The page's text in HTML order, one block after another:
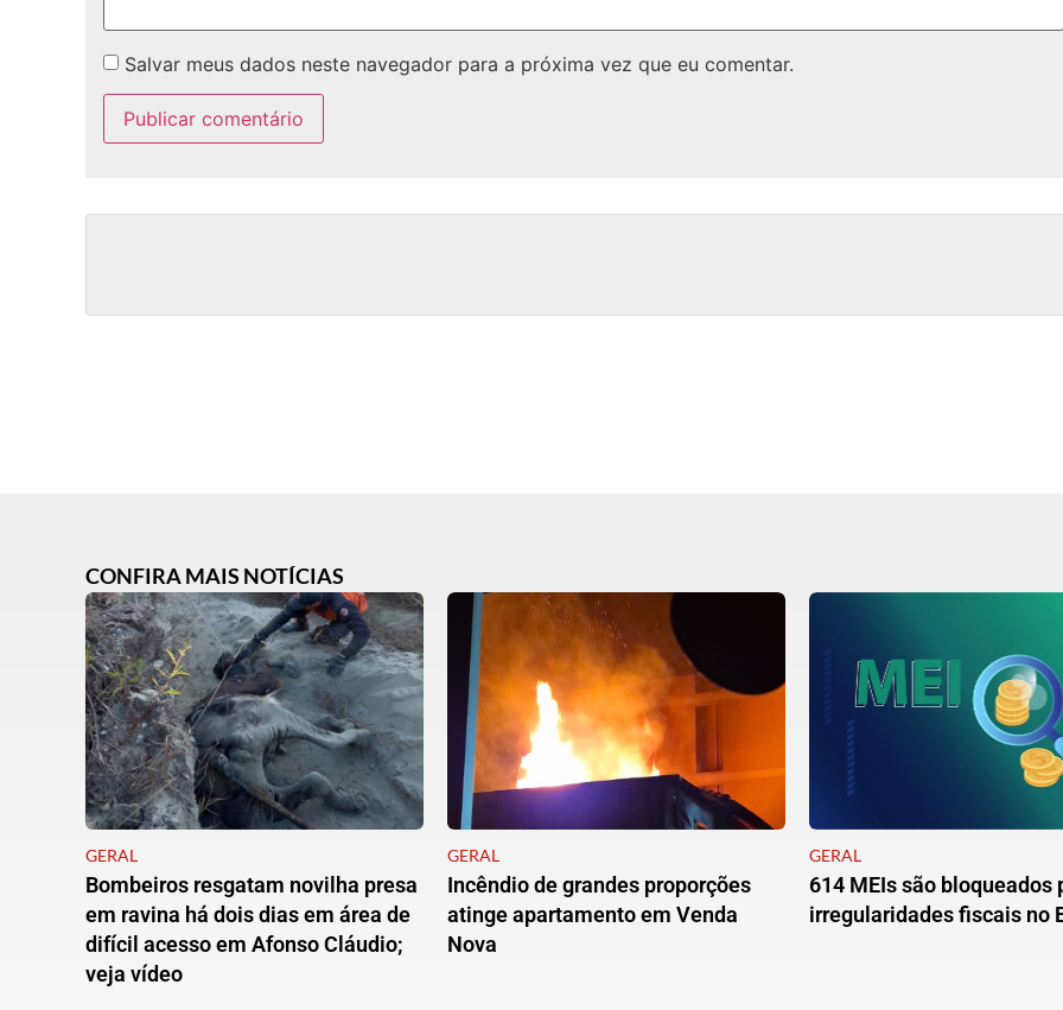
Salvar meus dados neste navegador para a próxima vez que eu comentar.
CONFIRA MAIS NOTÍCIAS
GERAL
Bombeiros resgatam novilha presa
em ravina há dois dias em área de
difícil acesso em Afonso Cláudio;
veja vídeo
GERAL
Incêndio de grandes proporções
atinge apartamento em Venda
Nova
GERAL
614 MEIs são bloqueados
irregularidades fiscais no